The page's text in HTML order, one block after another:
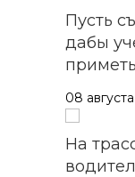
Пусть
дабы
08
На